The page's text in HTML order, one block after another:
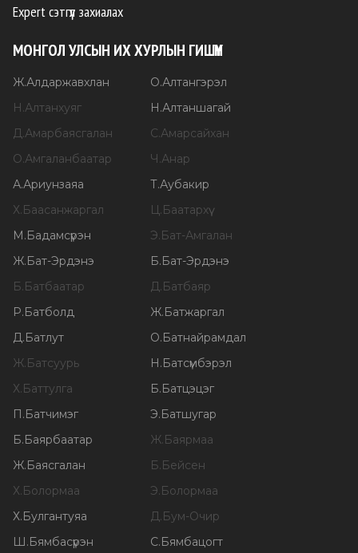
Expert сэтгүүл захиалах
МОНГОЛ УЛСЫН ИХ ХУРЛЫН ГИШҮҮН
Ж.Алдаржавхлан О.Алтангэрэл
Н .Алтанхуяг Н .Алтаншагай
Д.Амарбаясгалан С.Амарсайхан
О.Амгаланбаатар Ч .Анар
А.Ариунзаяа Т.Аубакир
Х. Баасанжаргал Ц. Баатархүү
М . Бадамсүрэн Э. Бат-Амгалан
Ж. Бат-Эрдэнэ Б. Бат-Эрдэнэ
Б. Батбаатар Д. Батбаяр
Р. Батболд Ж. Батжаргал
Д. Батлут О. Батнайрамдал
Ж. Батсуурь Н . Батсүмбэрэл
Х. Баттулга Б. Батцэцэг
П . Батчимэг Э. Батшугар
Б. Баярбаатар Ж. Баярмаа
Ж. Баясгалан Б. Бейсен
Х. Болормаа Э. Болормаа
Х. Булгантуяа Д. Бум-Очир
Ш . Бямбасүрэн С. Бямбацогт